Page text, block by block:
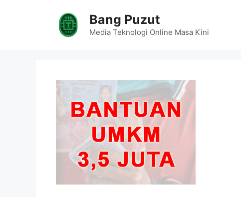
Bang Puzut
Media Teknologi Online Masa Kini